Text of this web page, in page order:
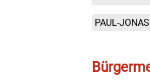
PAUL-